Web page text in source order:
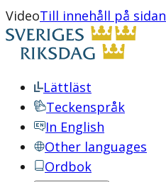
VideoTill innehåll på sidan
Lättläst
Teckenspråk
In English
Other languages
Ordbok